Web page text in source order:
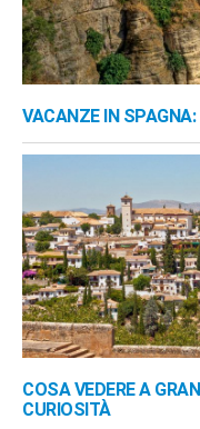
VACANZE IN
COSA VEDERE A
CURIOSITÀ